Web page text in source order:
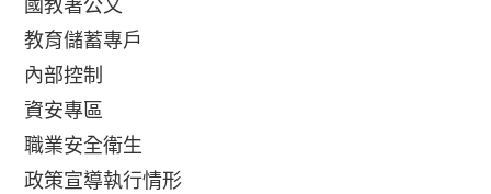
教育儲蓄專戶
內部控制
資安專區
職業安全衛生
政策宣導執行情形